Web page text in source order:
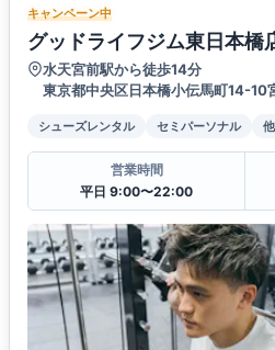
キャンペーン中
グッドライフジム東日本橋
水天宮前駅から徒歩14分
東京都中央区日本橋小伝馬町14-10
シューズレンタル セミパーソナル
営業時間
平日 9:00〜22:00